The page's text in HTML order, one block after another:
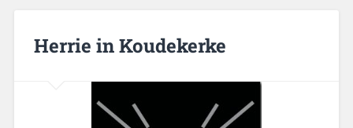
Herrie in Koudekerke